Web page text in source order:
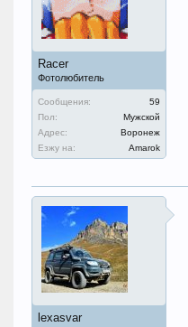
Racer
Фотолюбитель
Сообщения:
59
Пол:
Мужской
Адрес:
Воронеж
Езжу на:
Amarok
lexasvar